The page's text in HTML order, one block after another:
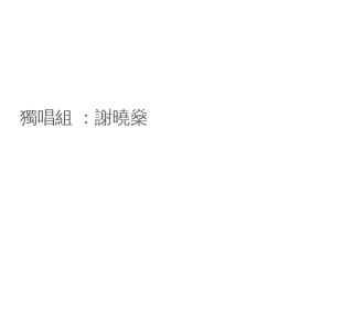
獨唱組 ：謝曉燊